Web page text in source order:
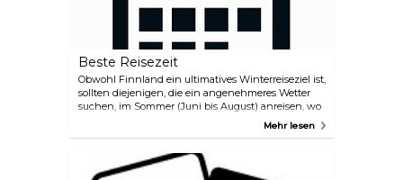
Beste Reisezeit
Obwohl Finnland ein ultimatives Winterreiseziel ist,
sollten diejenigen, die ein angenehmeres Wetter
suchen, im Sommer (Juni bis August) anreisen, wo
die Temperaturen im Juli um die 25 °C erreichen.
Frühling ist in der Regel die trockenste Zeit des
Jahres.
Mehr lesen